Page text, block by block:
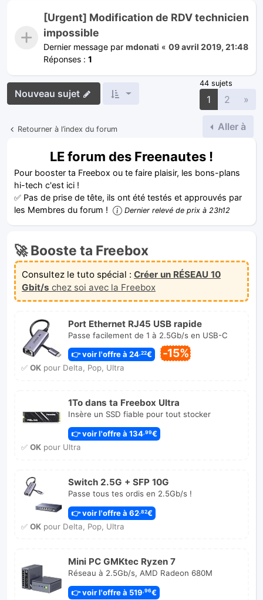
[Urgent] Modification de RDV technicien
impossible
Dernier message par mdonati « 09 avril 2019, 21:48
Réponses : 1
Nouveau sujet
44 sujets
1 2 »
Retourner à l’index du forum Aller à
LE forum des Freenautes !
Pour booster ta Freebox ou te faire plaisir, les bons-plans
hi-tech c'est ici !
✅ Pas de prise de tête, ils ont été testés et approuvés par
les Membres du forum !
Dernier relevé de prix à 23h12
🚀 Booste ta Freebox
Consultez le tuto spécial : Créer un RÉSEAU 10
Gbit/s chez soi avec la Freebox
Port Ethernet RJ45 USB rapide
Passe facilement de 1 à 2.5Gb/s en USB-C
👉 voir l'offre à 24 ,22€ -15%
✅ OKpour Delta, Pop, Ultra
1To dans ta Freebox Ultra
Insère un SSD fiable pour tout stocker
👉 voir l'offre à 134 ,99€
✅ OKpour Ultra
Switch 2.5G + SFP 10G
Passe tous tes ordis en 2.5Gb/s !
👉 voir l'offre à 62,82€
✅ OKpour Delta, Pop, Ultra
Mini PC GMKtec Ryzen 7
Réseau à 2.5Gb/s, AMD Radeon 680M
👉 voir l'offre à 519,96€